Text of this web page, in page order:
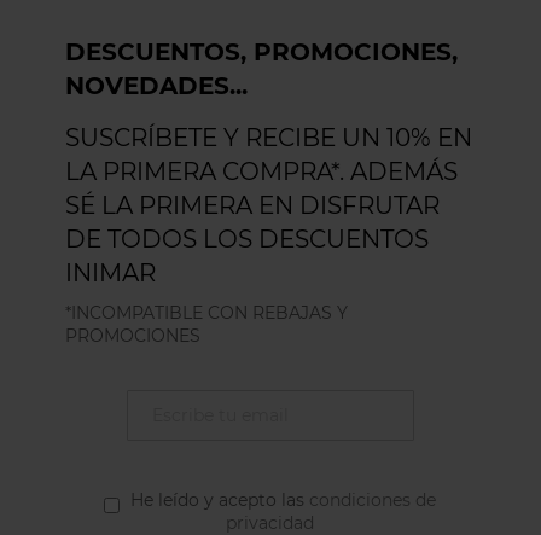
DESCUENTOS, PROMOCIONES,
NOVEDADES...
SUSCRÍBETE Y RECIBE UN 10% EN
LA PRIMERA COMPRA*. ADEMÁS
SÉ LA PRIMERA EN DISFRUTAR
DE TODOS LOS DESCUENTOS
INIMAR
*INCOMPATIBLE CON REBAJAS Y
PROMOCIONES
He leído y acepto las condiciones de
privacidad